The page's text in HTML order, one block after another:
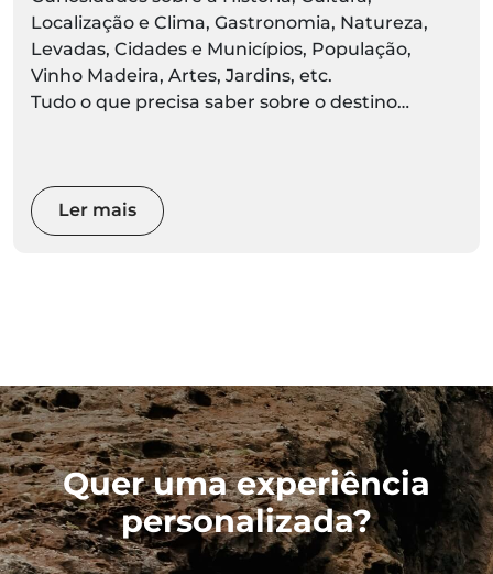
Localização e Clima, Gastronomia, Natureza,
Levadas, Cidades e Municípios, População,
Vinho Madeira, Artes, Jardins, etc.
Tudo o que precisa saber sobre o destino
Ler mais
Quer uma experiência
personalizada?